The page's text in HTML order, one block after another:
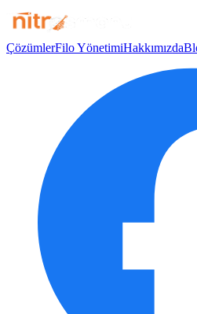
ÇözümlerFilo YönetimiHakkımızda